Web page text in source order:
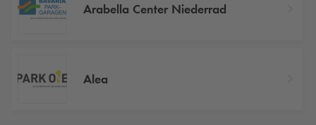
Arabella Center Niederrad
Alea